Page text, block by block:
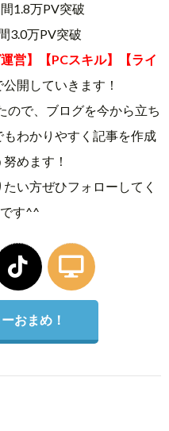
1.8万PV突破
3.0万PV突破
営】【PCスキル】【ライ
開していきます！
で、ブログを今から立ち
もわかりやすく記事を作成
めます！
い方ぜひフォローしてく
です^^
おまめ！